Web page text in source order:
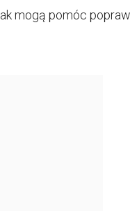
mogą pomóc